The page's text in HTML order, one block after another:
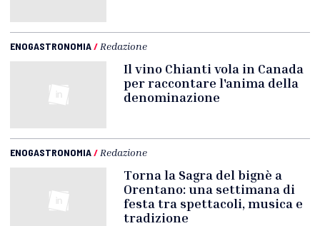
ENOGASTRONOMIA/ Redazione
Il vino Chianti vola in Canada
per raccontare l'anima della
denominazione
ENOGASTRONOMIA/ Redazione
Torna la Sagra del bignè a
Orentano: una settimana di
festa tra spettacoli, musica e
tradizione